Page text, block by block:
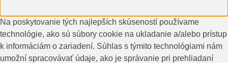
Na poskytovanie tých najlepších skúseností používame
technológie, ako sú súbory cookie na ukladanie a/alebo prístup
k informáciám o zariadení. Súhlas s týmito technológiami nám
umožní spracovávať údaje, ako je správanie pri prehliadaní